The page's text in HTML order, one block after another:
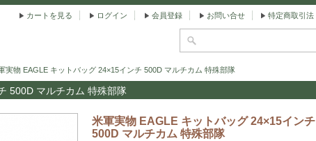
カートを見る ログイン 会員登録 お問い合せ 特定商取引法
実物 EAGLE キットバッグ 24×15インチ 500D マルチカム 特殊部隊
500D マルチカム 特殊部隊
米軍実物 EAGLE キットバッグ 24×15インチ
500D マルチカム 特殊部隊